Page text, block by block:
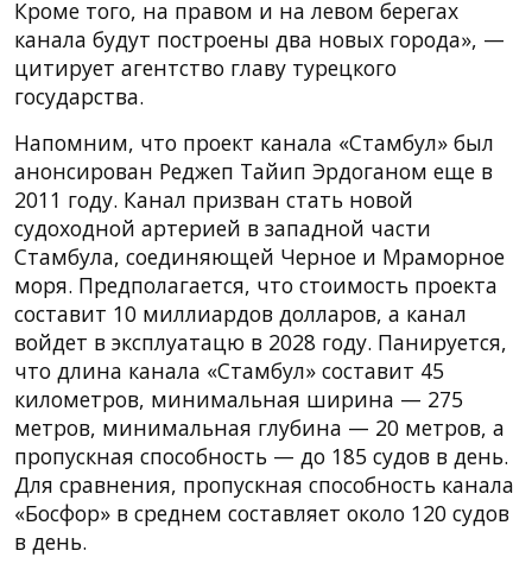
Кроме того, на правом и на левом берегах
канала будут построены два новых города», —
цитирует агентство главу турецкого
государства.
Напомним, что проект канала «Стамбул» был
анонсирован Реджеп Тайип Эрдоганом еще в
2011 году. Канал призван стать новой
судоходной артерией в западной части
Стамбула, соединяющей Черное и Мраморное
моря. Предполагается, что стоимость проекта
составит 10 миллиардов долларов, а канал
войдет в эксплуатацю в 2028 году. Панируется,
что длина канала «Стамбул» составит 45
километров, минимальная ширина — 275
метров, минимальная глубина — 20 метров, а
пропускная способность — до 185 судов в день.
Для сравнения, пропускная способность канала
«Босфор» в среднем составляет около 120 судов
в день.